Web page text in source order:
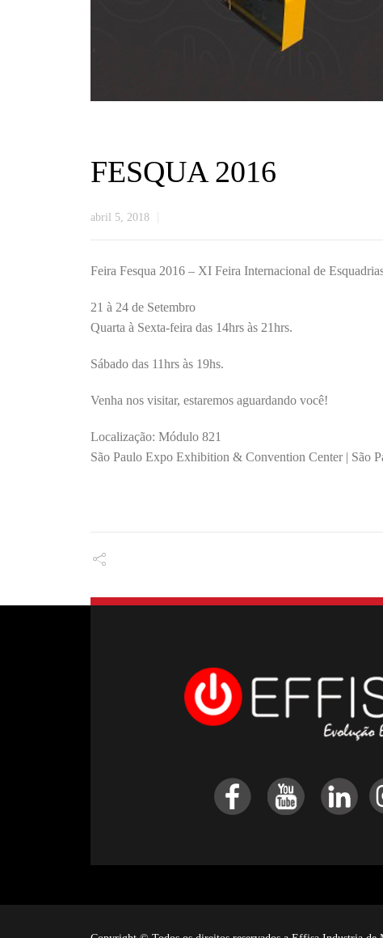
FESQUA 2016
abril 5, 2018
Feira Fesqua 2016 – XI Feira Internacional de
21 à 24 de Setembro
Quarta à Sexta-feira das 14hrs às 21hrs.
Sábado das 11hrs às 19hs.
Venha nos visitar, estaremos aguardando você!
Localização: Módulo 821
São Paulo Expo Exhibition & Convention Center | São